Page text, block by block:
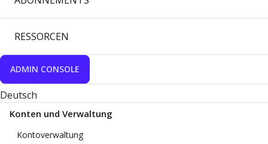
RESSORCEN
ADMIN CONSOLE
Deutsch
Konten und Verwaltung
Kontoverwaltung